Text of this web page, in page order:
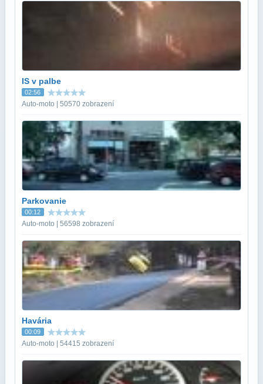
IS v palbe
02:56
Auto-moto | 50570 zobrazení
Parkovanie
00:12
Auto-moto | 56598 zobrazení
Havária
00:09
Auto-moto | 54415 zobrazení